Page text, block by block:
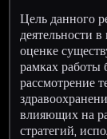
Цель данного
деятельности
оценке
рамках работы
рассмотрение
влияющих на
стратегий,